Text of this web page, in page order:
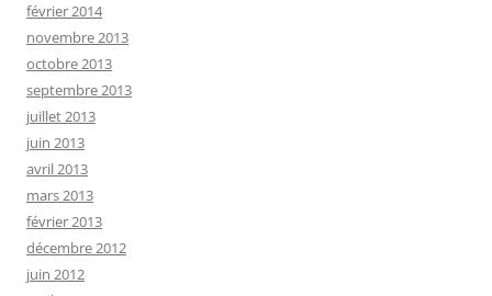
février 2014
novembre 2013
octobre 2013
septembre 2013
juillet 2013
juin 2013
avril 2013
mars 2013
février 2013
décembre 2012
juin 2012